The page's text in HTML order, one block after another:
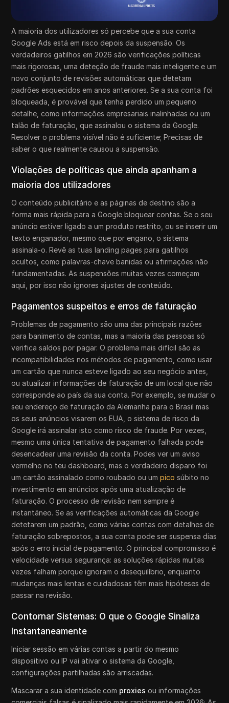
A maioria dos utilizadores só percebe que a sua conta
Google Ads está em risco depois da suspensão. Os
verdadeiros gatilhos em 2026 são verificações políticas
mais rigorosas, uma deteção de fraude mais inteligente e um
novo conjunto de revisões automáticas que detetam
padrões esquecidos em anos anteriores. Se a sua conta foi
bloqueada, é provável que tenha perdido um pequeno
detalhe, como informações empresariais inalinhadas ou um
talão de faturação, que assinalou o sistema da Google.
Resolver o problema visível não é suficiente; Precisas de
saber o que realmente causou a suspensão.
Violações de políticas que ainda apanham a
maioria dos utilizadores
O conteúdo publicitário e as páginas de destino são a
forma mais rápida para a Google bloquear contas. Se o seu
anúncio estiver ligado a um produto restrito, ou se inserir um
texto enganador, mesmo que por engano, o sistema
assinala-o. Revê as tuas landing pages para gatilhos
ocultos, como palavras-chave banidas ou afirmações não
fundamentadas. As suspensões muitas vezes começam
aqui, por isso não ignores ajustes de conteúdo.
Pagamentos suspeitos e erros de faturação
Problemas de pagamento são uma das principais razões
para banimento de contas, mas a maioria das pessoas só
verifica saldos por pagar. O problema mais difícil são as
incompatibilidades nos métodos de pagamento, como usar
um cartão que nunca esteve ligado ao seu negócio antes,
ou atualizar informações de faturação de um local que não
corresponde ao país da sua conta. Por exemplo, se mudar o
seu endereço de faturação da Alemanha para o Brasil mas
os seus anúncios visarem os EUA, o sistema de risco da
Google irá assinalar isto como risco de fraude. Por vezes,
mesmo uma única tentativa de pagamento falhada pode
desencadear uma revisão da conta. Podes ver um aviso
vermelho no teu dashboard, mas o verdadeiro disparo foi
um cartão assinalado como roubado ou umpico súbito no
investimento em anúncios após uma atualização de
faturação. O processo de revisão nem sempre é
instantâneo. Se as verificações automáticas da Google
detetarem um padrão, como várias contas com detalhes de
faturação sobrepostos, a sua conta pode ser suspensa dias
após o erro inicial de pagamento. O principal compromisso é
velocidade versus segurança: as soluções rápidas muitas
vezes falham porque ignoram o desequilíbrio, enquanto
mudanças mais lentas e cuidadosas têm mais hipóteses de
passar na revisão.
Contornar Sistemas: O que o Google Sinaliza
Instantaneamente
Iniciar sessão em várias contas a partir do mesmo
dispositivo ou IP vai ativar o sistema da Google,
configurações partilhadas são arriscadas.
Mascarar a sua identidade com proxies ou informações